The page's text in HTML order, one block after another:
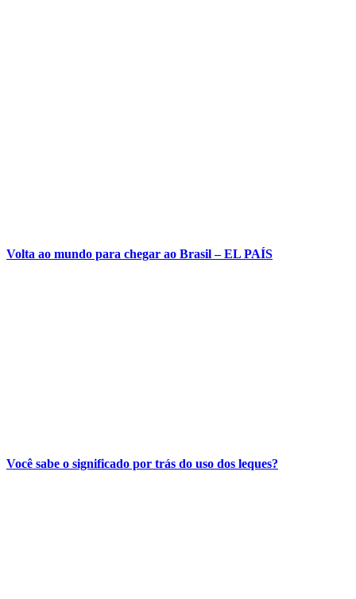
Volta ao mundo para chegar ao Brasil – EL PAÍS
Você sabe o significado por trás do uso dos leques?